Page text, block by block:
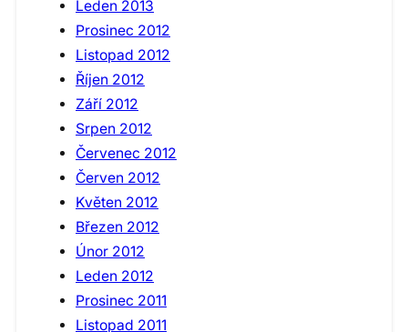
Leden 2013
Prosinec 2012
Listopad 2012
Říjen 2012
Září 2012
Srpen 2012
Červenec 2012
Červen 2012
Květen 2012
Březen 2012
Únor 2012
Leden 2012
Prosinec 2011
Listopad 2011